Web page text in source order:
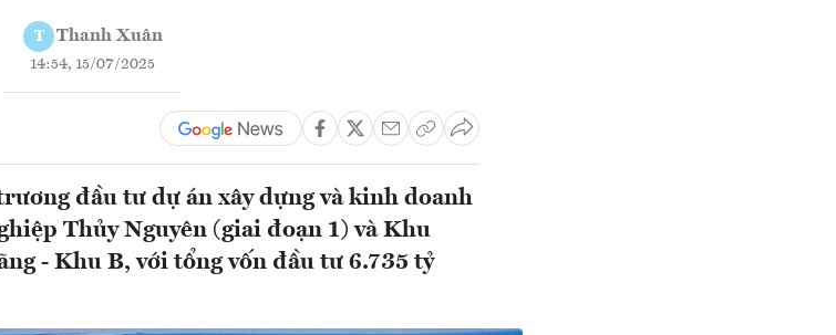
T Thanh Xuân
14:54, 15/07/2025
đầu tư dự án xây dựng và kinh doanh
Thủy Nguyên (giai đoạn 1) và Khu
- Khu B, với tổng vốn đầu tư 6.735 tỷ